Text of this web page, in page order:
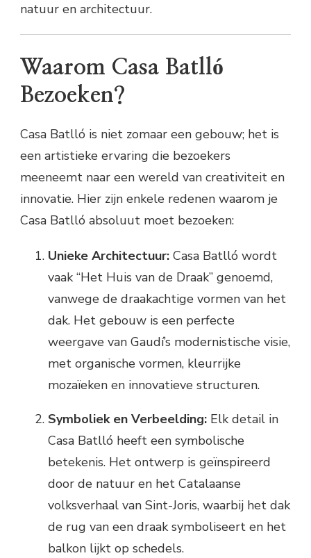
natuur en architectuur.
Waarom Casa Batlló
Bezoeken?
Casa Batlló is niet zomaar een gebouw; het is
een artistieke ervaring die bezoekers
meeneemt naar een wereld van creativiteit en
innovatie. Hier zijn enkele redenen waarom je
Casa Batlló absoluut moet bezoeken:
Unieke Architectuur: Casa Batlló wordt
vaak “Het Huis van de Draak” genoemd,
vanwege de draakachtige vormen van het
dak. Het gebouw is een perfecte
weergave van Gaudí’s modernistische visie,
met organische vormen, kleurrijke
mozaïeken en innovatieve structuren.
Symboliek en Verbeelding: Elk detail in
Casa Batlló heeft een symbolische
betekenis. Het ontwerp is geïnspireerd
door de natuur en het Catalaanse
volksverhaal van Sint-Joris, waarbij het dak
de rug van een draak symboliseert en het
balkon lijkt op schedels.